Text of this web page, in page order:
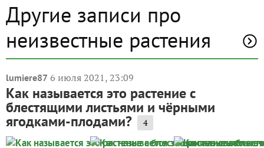
Другие записи про
неизвестные растения
lumiere87 6 июля 2021, 23:09
Как называется это растение с
блестящими листьями и чёрными
ягодками-плодами? 4